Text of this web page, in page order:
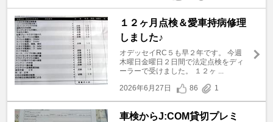
１２ヶ月点検＆愛車持病修理
しました♪
オデッセイRC５も早２年です。 今週
木曜日金曜日２日間で法定点検をディ
ーラーで受けました。 １２ヶ ...
2026年6月27日
86 1
車検からJ:COM貸切プレミ